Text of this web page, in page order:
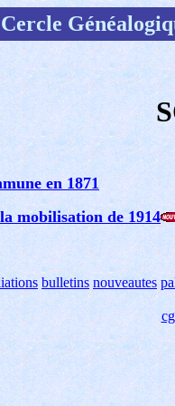
Cercle
en 1871
mobilisation de 1914
bulletins nouveautes